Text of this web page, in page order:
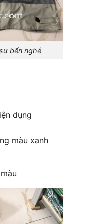
nghé
dụng
màu xanh